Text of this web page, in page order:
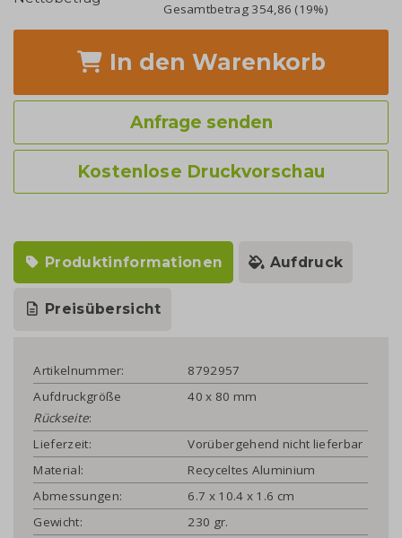
Gesamtbetrag 354,86 (19%)
In den Warenkorb
Anfrage senden
Kostenlose Druckvorschau
Produktinformationen Aufdruck
Preisübersicht
Artikelnummer:
8792957
Aufdruckgröße
Rückseite:
40 x 80 mm
Lieferzeit:
Vorübergehend nicht lieferbar
Material:
Recyceltes Aluminium
Abmessungen:
6.7 x 10.4 x 1.6 cm
Gewicht:
230 gr.